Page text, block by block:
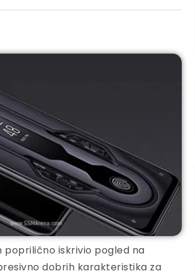
poprilično iskrivio pogled na
dobrih karakteristika za